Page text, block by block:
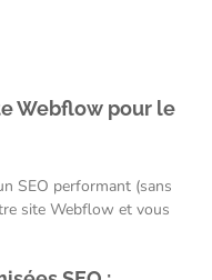
Webflow pour le
SEO performant (sans
site Webflow et vous